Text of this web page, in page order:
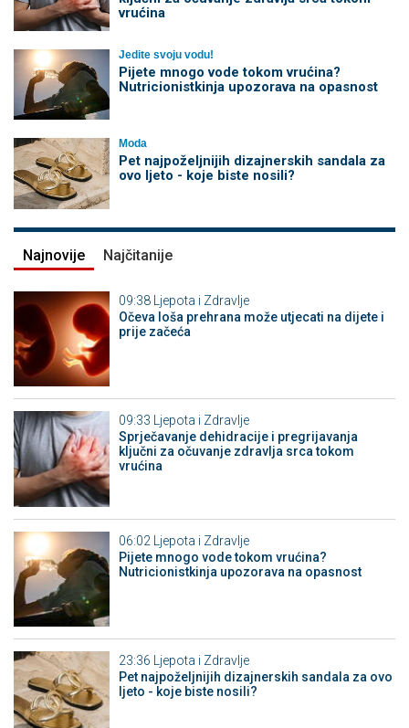
vrućina
Jedite svoju vodu!
Pijete mnogo vode tokom vrućina?
Nutricionistkinja upozorava na opasnost
Moda
Pet najpoželjnijih dizajnerskih sandala za
ovo ljeto - koje biste nosili?
Najnovije Najčitanije
09:38 Ljepota i Zdravlje
Očeva loša prehrana može utjecati na dijete i
prije začeća
09:33
Ljepota i Zdravlje
Sprječavanje dehidracije i pregrijavanja
ključni za očuvanje zdravlja srca tokom
vrućina
06:02 Ljepota i Zdravlje
Pijete mnogo vode tokom vrućina?
Nutricionistkinja upozorava na opasnost
23:36
Ljepota i Zdravlje
Pet najpoželjnijih dizajnerskih sandala za ovo
ljeto - koje biste nosili?